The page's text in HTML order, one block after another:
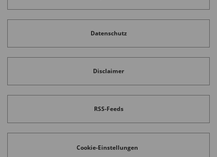
Datenschutz
Disclaimer
RSS-Feeds
Cookie-Einstellungen